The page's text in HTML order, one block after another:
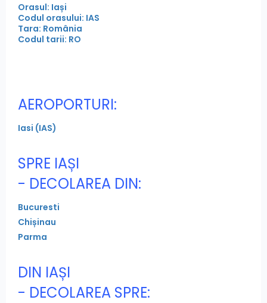
Orasul: Iași
Codul orasului: IAS
Tara: România
Codul tarii: RO
AEROPORTURI:
Iasi (IAS)
SPRE IAȘI
- DECOLAREA DIN:
Bucuresti
Chișinau
Parma
DIN IAȘI
- DECOLAREA SPRE: